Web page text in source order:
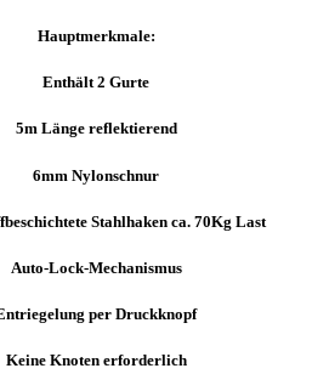
Hauptmerkmale:
Enthält 2 Gurte
5m Länge reflektierend
6mm Nylonschnur
Stahlhaken ca. 70Kg Last
Auto-Lock-Mechanismus
per Druckknopf
Keine Knoten erforderlich